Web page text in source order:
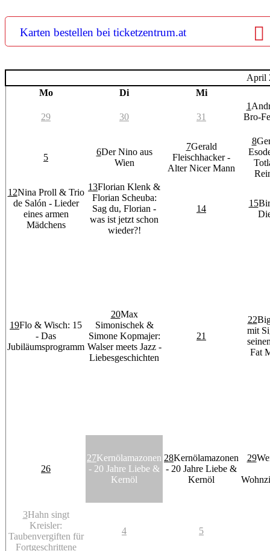
Karten bestellen bei ticketzentrum.at
April
Mo
Di Mi
29 30 31
1
Bro-
5
6Der Nino aus
Wien
7Gerald
Fleischhacker -
Alter Nicer Mann
8
12Nina Proll & Trio
de Salón - Lieder
eines armen
Mädchens
13Florian Klenk &
Florian Scheuba:
Sag du, Florian -
was ist jetzt schon
wieder?!
14
15
19Flo & Wisch: 15
- Das
Jubiläumsprogramm
20Max
Simonischek &
Simone Kopmajer:
Walser meets Jazz -
Liebesgeschichten
21
22
mit
Fat
26
27Kernölamazonen
- 20 Jahre Liebe &
Kernöl
28Kernölamazonen
- 20 Jahre Liebe &
Kernöl
29
3Hahn singt
Kreisler:
Taubenvergiften für
Fortgeschrittene
4 5